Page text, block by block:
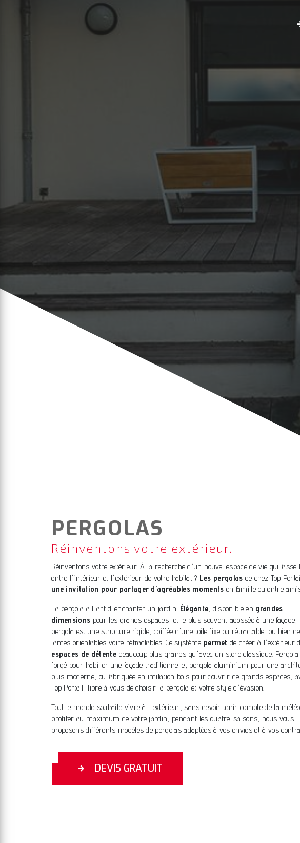
PERGOLAS
Réinventons votre extérieur.
Réinventons votre extérieur. À la recherche d'un nouvel espace de vie qui fasse
entre l'intérieur et l'extérieur de votre habitat ? Les pergolas de chez Top
une invitation pour partager d'agréables moments en famille ou entre
La pergola a l'art d'enchanter un jardin. Élégante , disponible en grandes
dimensions pour les grands espaces, et le plus souvent adossée à une façade,
pergola est une structure rigide, coiffée d'une toile fixe ou rétractable, ou bien de
lames orientables voire rétractables. Ce système permet de créer à l'extérieur
espaces de détentebeaucoup plus grands qu'avec un store classique.
forgé pour habiller une façade traditionnelle, pergola aluminium pour une
plus moderne, ou fabriquée en imitation bois pour couvrir de grands espaces,
Top Portail, libre à vous de choisir la pergola et votre style d'évasion.
Tout le monde souhaite vivre à l'extérieur, sans devoir tenir compte de la
profiter au maximum de votre jardin, pendant les quatre-saisons, nous vous
proposons différents modèles de pergolas adaptées à vos envies et à vos
DEVIS GRATUIT